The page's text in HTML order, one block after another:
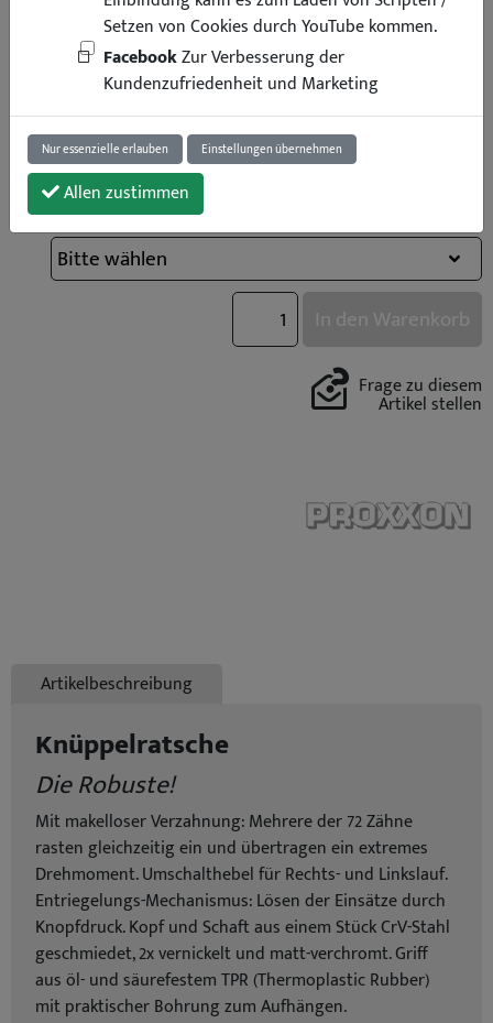
ab 17,95
inkl. Mwstzzgl. Versand
Lieferung binnen 4 Arbeitstagen
Universalteil
Größe
In den Warenkorb
Frage zu diesem
Artikel stellen
Artikelbeschreibung
Knüppelratsche
Die Robuste!
Mit makelloser Verzahnung: Mehrere der 72 Zähne
rasten gleichzeitig ein und übertragen ein extremes
Drehmoment. Umschalthebel für Rechts- und Linkslauf.
Entriegelungs-Mechanismus: Lösen der Einsätze durch
Knopfdruck. Kopf und Schaft aus einem Stück CrV-Stahl
geschmiedet, 2x vernickelt und matt-verchromt. Griff
aus öl- und säurefestem TPR (Thermoplastic Rubber)
mit praktischer Bohrung zum Aufhängen.
Setzen von Cookies durch YouTube kommen.
FacebookZur Verbesserung der
Kundenzufriedenheit und Marketing
Nur essenzielle erlauben Einstellungen übernehmen
Allen zustimmen